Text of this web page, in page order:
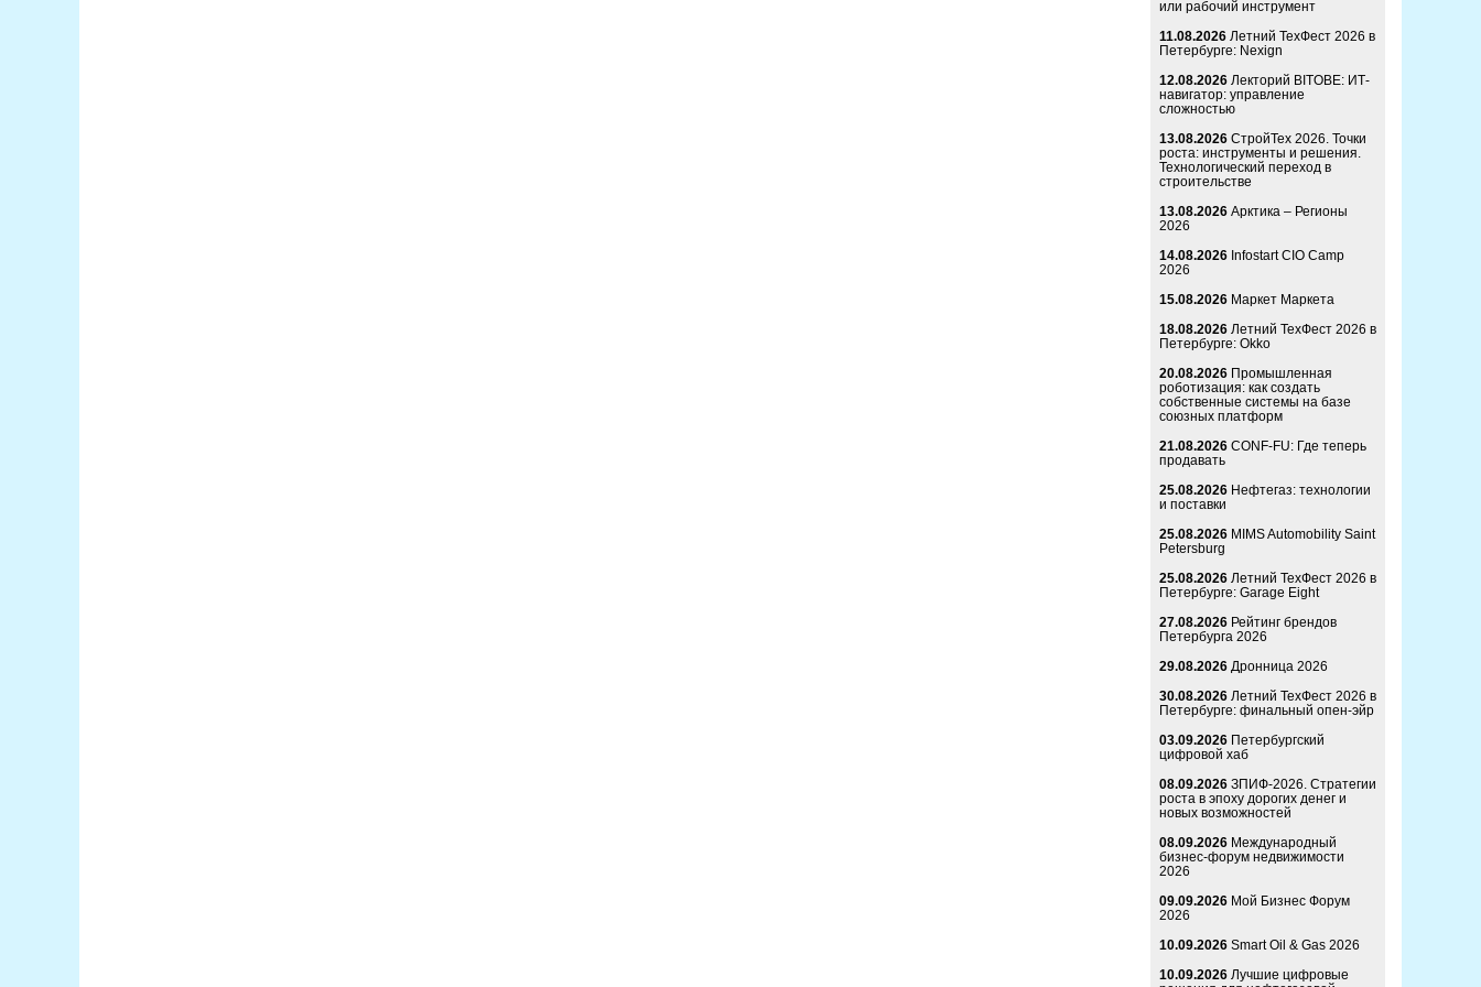
или рабочий инструмент
11.08.2026 Летний ТехФест 2026 в
Петербурге: Nexign
12.08.2026 Лекторий BITOBE: ИТ-
навигатор: управление
сложностью
13.08.2026 СтройТех 2026. Точки
роста: инструменты и решения.
Технологический переход в
строительстве
13.08.2026 Арктика – Регионы
2026
14.08.2026 Infostart CIO Camp
2026
15.08.2026 Маркет Маркета
18.08.2026 Летний ТехФест 2026 в
Петербурге: Okko
20.08.2026 Промышленная
роботизация: как создать
собственные системы на базе
союзных платформ
21.08.2026 CONF-FU: Где теперь
продавать
25.08.2026 Нефтегаз: технологии
и поставки
25.08.2026 MIMS Automobility Saint
Petersburg
25.08.2026 Летний ТехФест 2026 в
Петербурге: Garage Eight
27.08.2026 Рейтинг брендов
Петербурга 2026
29.08.2026 Дронница 2026
30.08.2026 Летний ТехФест 2026 в
Петербурге: финальный опен-эйр
03.09.2026 Петербургский
цифровой хаб
08.09.2026 ЗПИФ-2026. Стратегии
роста в эпоху дорогих денег и
новых возможностей
08.09.2026 Международный
бизнес-форум недвижимости
2026
09.09.2026 Мой Бизнес Форум
2026
10.09.2026 Smart Oil & Gas 2026
10.09.2026 Лучшие цифровые